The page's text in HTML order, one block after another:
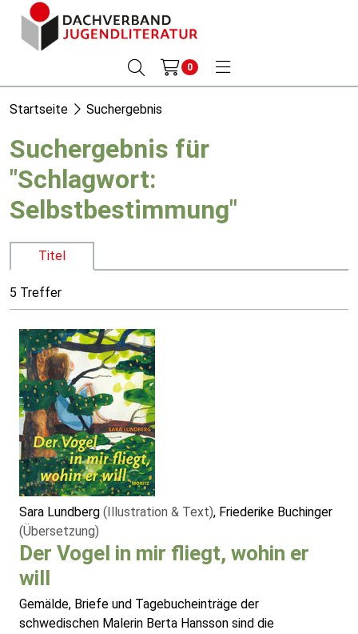
0
Startseite Suchergebnis
Suchergebnis für
"Schlagwort:
Selbstbestimmung"
Titel
5 Treffer
Sara Lundberg (Illustration & Text), Friederike Buchinger
(Übersetzung)
Der Vogel in mir fliegt, wohin er
will
Gemälde, Briefe und Tagebucheinträge der
schwedischen Malerin Berta Hansson sind die